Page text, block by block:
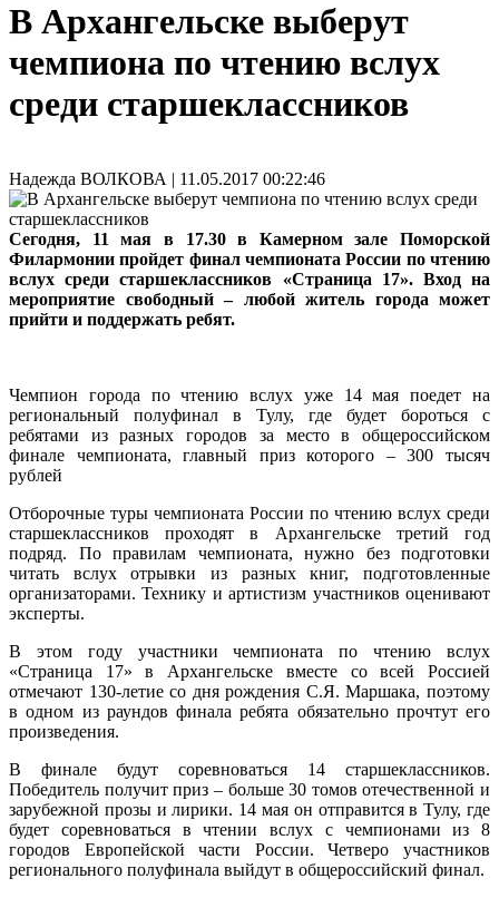
В Архангельске выберут
чемпиона по чтению вслух
среди старшеклассников
Надежда ВОЛКОВА | 11.05.2017 00:22:46
Сегодня, 11 мая в 17.30 в Камерном зале Поморской
Филармонии пройдет финал чемпионата России по чтению
вслух среди старшеклассников «Страница 17». Вход на
мероприятие свободный – любой житель города может
прийти и поддержать ребят.
Чемпион города по чтению вслух уже 14 мая поедет на
региональный полуфинал в Тулу, где будет бороться с
ребятами из разных городов за место в общероссийском
финале чемпионата, главный приз которого – 300 тысяч
рублей
Отборочные туры чемпионата России по чтению вслух среди
старшеклассников проходят в Архангельске третий год
подряд. По правилам чемпионата, нужно без подготовки
читать вслух отрывки из разных книг, подготовленные
организаторами. Технику и артистизм участников оценивают
эксперты.
В этом году участники чемпионата по чтению вслух
«Страница 17» в Архангельске вместе со всей Россией
отмечают 130-летие со дня рождения С.Я. Маршака, поэтому
в одном из раундов финала ребята обязательно прочтут его
произведения.
В финале будут соревноваться 14 старшеклассников.
Победитель получит приз – больше 30 томов отечественной и
зарубежной прозы и лирики. 14 мая он отправится в Тулу, где
будет соревноваться в чтении вслух с чемпионами из 8
городов Европейской части России. Четверо участников
регионального полуфинала выйдут в общероссийский финал.